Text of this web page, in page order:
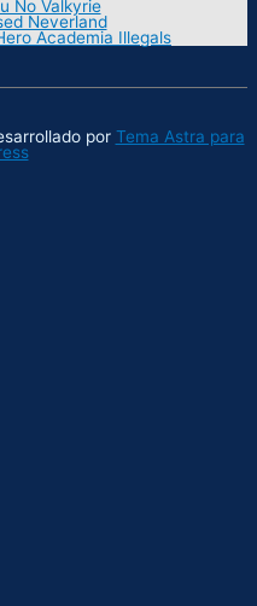
No Valkyrie
Neverland
Academia Illegals
por Tema Astra para